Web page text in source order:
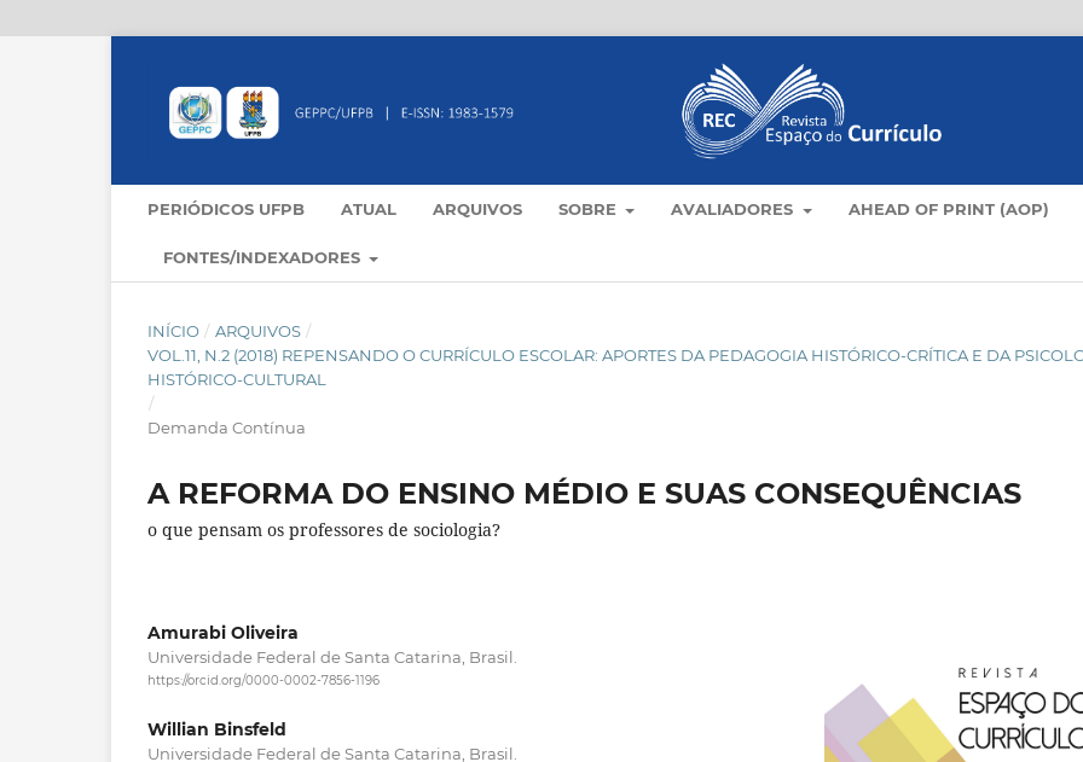
PERIÓDICOS UFPB ATUAL ARQUIVOS SOBRE AVALIADORES AHEAD OF PRINT (AOP)
FONTES/INDEXADORES
INÍCIO / ARQUIVOS /
VOL.11, N.2 (2018) REPENSANDO O CURRÍCULO ESCOLAR: APORTES DA PEDAGOGIA HISTÓRICO-CRÍTICA E DA
HISTÓRICO-CULTURAL
/
Demanda Contínua
A REFORMA DO ENSINO MÉDIO E SUAS CONSEQUÊNCIAS
o que pensam os professores de sociologia?
Amurabi Oliveira
Universidade Federal de Santa Catarina, Brasil.
https://orcid.org/0000-0002-7856-1196
Willian Binsfeld
Universidade Federal de Santa Catarina, Brasil.